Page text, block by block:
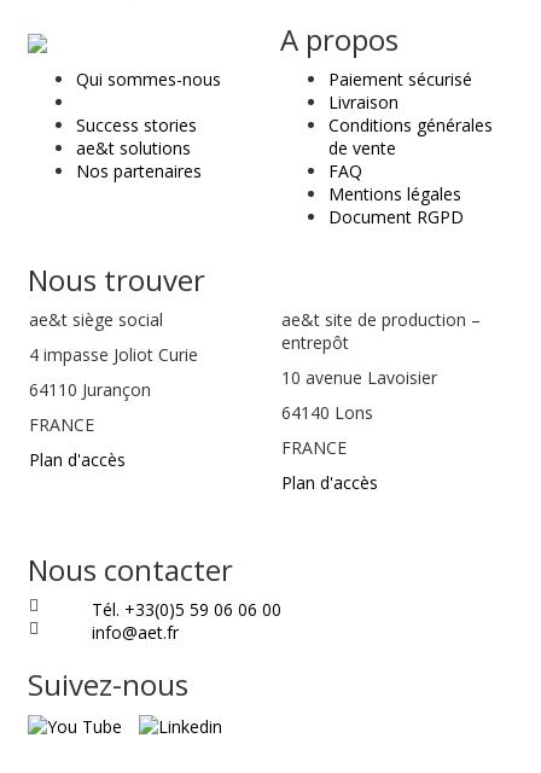
ae
&
t
Qui sommes-nous
Success stories
ae&t solutions
Nos partenaires
A propos
Paiement sécurisé
Livraison
Conditions générales
de vente
FAQ
Mentions légales
Document RGPD
Nous trouver
ae&t siège social
4 impasse Joliot Curie
64110 Jurançon
FRANCE
Plan d'accès
ae&t site de production –
entrepôt
10 avenue Lavoisier
64140 Lons
FRANCE
Plan d'accès
Nous contacter
Tél. +33(0)5 59 06 06 00
info@aet.fr
Suivez-nous